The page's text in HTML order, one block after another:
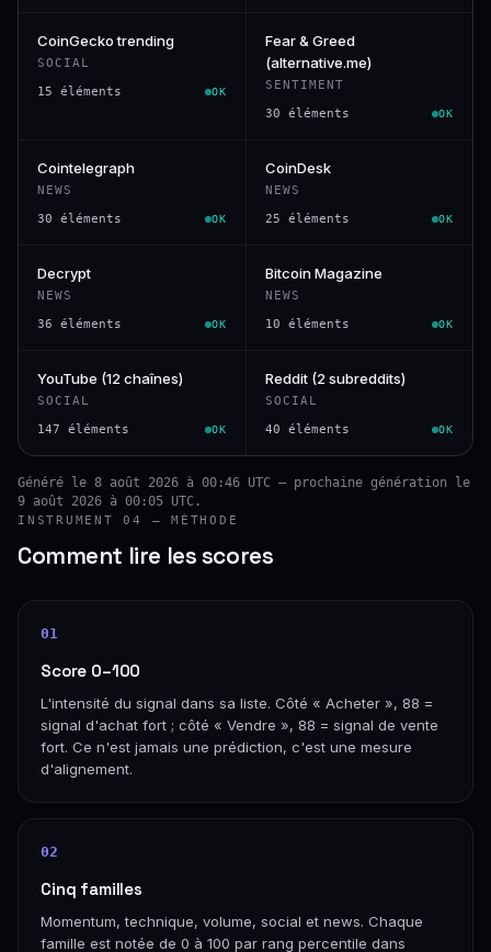
CoinGecko trending
SOCIAL
15 éléments OK
Fear & Greed
(alternative.me)
SENTIMENT
30 éléments OK
Cointelegraph
NEWS
30 éléments OK
CoinDesk
NEWS
25 éléments OK
Decrypt
NEWS
36 éléments OK
Bitcoin Magazine
NEWS
10 éléments OK
YouTube (12 chaînes)
SOCIAL
147 éléments OK
Reddit (2 subreddits)
SOCIAL
40 éléments OK
Généré le 8 août 2026 à 00:46 UTC — prochaine génération le
9 août 2026 à 00:05 UTC.
INSTRUMENT 04 — MÉTHODE
Comment lire les scores
01
Score 0–100
L'intensité du signal dans sa liste. Côté « Acheter », 88 =
signal d'achat fort ; côté « Vendre », 88 = signal de vente
fort. Ce n'est jamais une prédiction, c'est une mesure
d'alignement.
02
Cinq familles
Momentum, technique, volume, social et news. Chaque
famille est notée de 0 à 100 par rang percentile dans